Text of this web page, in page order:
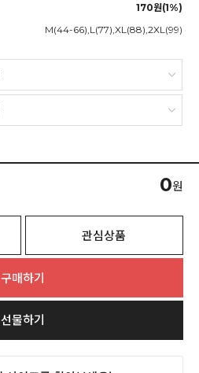
170원(1%)
M(44-66),L(77),XL(88),2XL(99)
0원
관심상품
구매하기
선물하기